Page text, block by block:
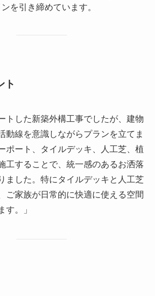
を引き締めています。
ト
トした新築外構工事でしたが、建物
動線を意識しながらプランを立てま
ポート、タイルデッキ、人工芝、植
工することで、統一感のあるお洒落
ました。特にタイルデッキと人工芝
ご家族が日常的に快適に使える空間
す。」